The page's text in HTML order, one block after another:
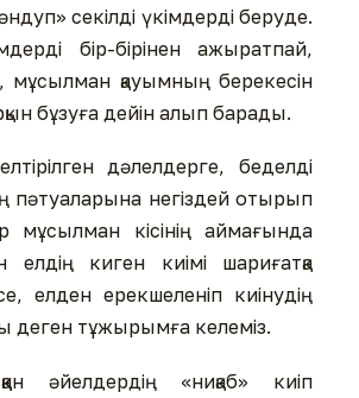
секілді үкімдерді беруде.
бір-бірінен ажыратпай,
мұсылман қауымның берекесін
бұзуға дейін алып барады.
дәлелдерге, беделді
пәтуаларына негіздей отырып
мұсылман кісінің аймағында
елдің киген киімі шариғатқа
елден ерекшеленіп киінудің
деген тұжырымға келеміз.
әйелдердің «ниқаб» киіп